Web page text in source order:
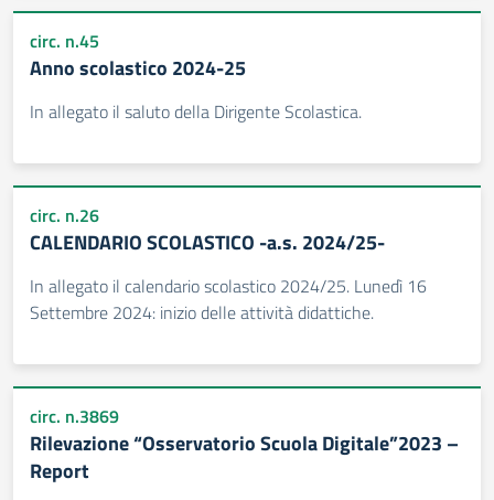
circ. n.45
Anno scolastico 2024-25
In allegato il saluto della Dirigente Scolastica.
circ. n.26
CALENDARIO SCOLASTICO -a.s. 2024/25-
In allegato il calendario scolastico 2024/25. Lunedì 16
Settembre 2024: inizio delle attività didattiche.
circ. n.3869
Rilevazione “Osservatorio Scuola Digitale”2023 –
Report